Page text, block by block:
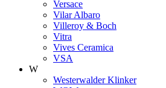
Versace
Vilar Albaro
Villeroy & Boch
Vitra
Vives Ceramica
VSA
W
Westerwalder Klinker